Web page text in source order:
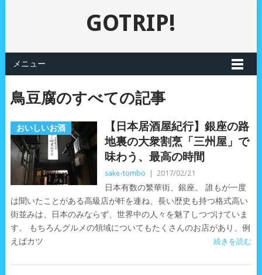
GOTRIP!
メニュー
鳥豆腐のすべての記事
おいしいお酒
【日本居酒屋紀行】銀座の路
地裏の大衆割烹「三州屋」で
味わう、最高の時間
sake-tombo 2017/02/21
日本有数の繁華街、銀座。 誰もが一度
は聞いたことがある高級店が軒を連ね、長い歴史も持つ格式高い
街並みは、日本のみならず、世界中の人々を魅了しつづけていま
す。 もちろんグルメの領域についてもたくさんのお店があり、例
えばカツ
続きを読む